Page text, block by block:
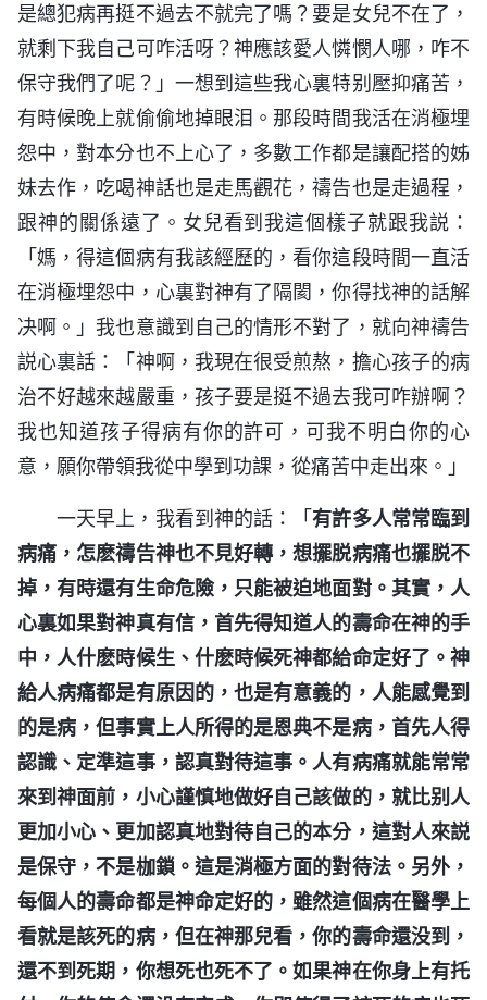
是總犯病再挺不過去不就完了嗎？要是女兒不在了，
就剩下我自己可咋活呀？神應該愛人憐憫人哪，咋不
保守我們了呢？」一想到這些我心裏特别壓抑痛苦，
有時候晚上就偷偷地掉眼泪。那段時間我活在消極埋
怨中，對本分也不上心了，多數工作都是讓配搭的姊
妹去作，吃喝神話也是走馬觀花，禱告也是走過程，
跟神的關係遠了。女兒看到我這個樣子就跟我説：
「媽，得這個病有我該經歷的，看你這段時間一直活
在消極埋怨中，心裏對神有了隔閡，你得找神的話解
决啊。」我也意識到自己的情形不對了，就向神禱告
説心裏話：「神啊，我現在很受煎熬，擔心孩子的病
治不好越來越嚴重，孩子要是挺不過去我可咋辦啊？
我也知道孩子得病有你的許可，可我不明白你的心
意，願你帶領我從中學到功課，從痛苦中走出來。」
一天早上，我看到神的話：「有許多人常常臨到
病痛，怎麽禱告神也不見好轉，想擺脱病痛也擺脱不
掉，有時還有生命危險，只能被迫地面對。其實，人
心裏如果對神真有信，首先得知道人的壽命在神的手
中，人什麽時候生、什麽時候死神都給命定好了。神
給人病痛都是有原因的，也是有意義的，人能感覺到
的是病，但事實上人所得的是恩典不是病，首先人得
認識、定準這事，認真對待這事。人有病痛就能常常
來到神面前，小心謹慎地做好自己該做的，就比别人
更加小心、更加認真地對待自己的本分，這對人來説
是保守，不是枷鎖。這是消極方面的對待法。另外，
每個人的壽命都是神命定好的，雖然這個病在醫學上
看就是該死的病，但在神那兒看，你的壽命還没到，
還不到死期，你想死也死不了。如果神在你身上有托